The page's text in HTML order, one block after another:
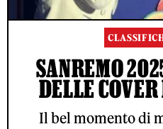
SANREMO
DELLE
Il bel momento di